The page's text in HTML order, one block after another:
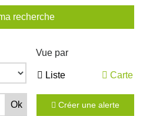
recherche
Vue par
Liste Carte
Créer une alerte